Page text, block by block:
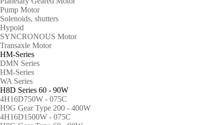
Pump Motor
Solenoids, shutters
Hypoid
SYNCRONOUS Motor
Transaxle Motor
HM-Series
DMN Series
HM-Series
WA Series
H8D Series 60 - 90W
4H16D750W - 075C
H9G Gear Type 200 - 400W
4H16D1500W - 075C